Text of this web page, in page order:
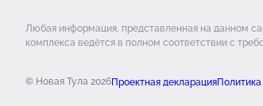
Любая информация, представленная на данном
комплекса ведётся в полном соответствии с
© Новая Тула 2026Проектная декларация